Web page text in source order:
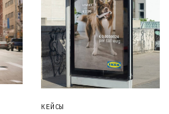
КЕЙСЫ